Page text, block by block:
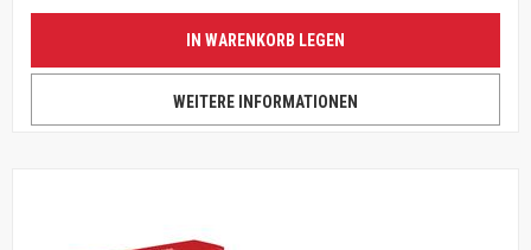
IN WARENKORB LEGEN
WEITERE INFORMATIONEN